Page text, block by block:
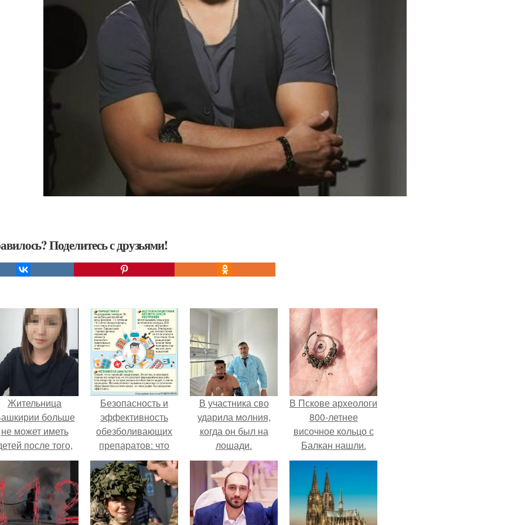
Поделитесь с друзьями!
Жительница
больше
не может иметь
после того,
медики сделали
аборт на шестом
месяце
беременности и
в матке
Безопасность и
эффективность
обезболивающих
препаратов: что
нужно знать
В участника сво
ударила молния,
когда он был на
лошади.
В Пскове археологи
800-летнее
височное кольцо с
Балкан нашли.